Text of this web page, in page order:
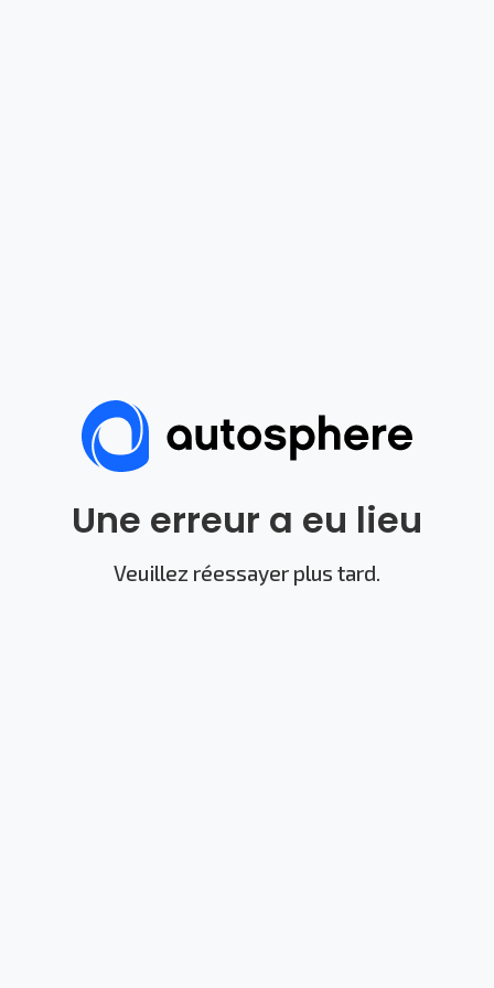
Une erreur a eu lieu
Veuillez réessayer plus tard.